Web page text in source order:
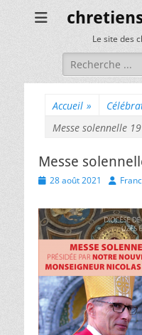
Le site des
Rechercher :
Accueil »
Messe solennelle
Messe
Posted
28 août 2021 Author